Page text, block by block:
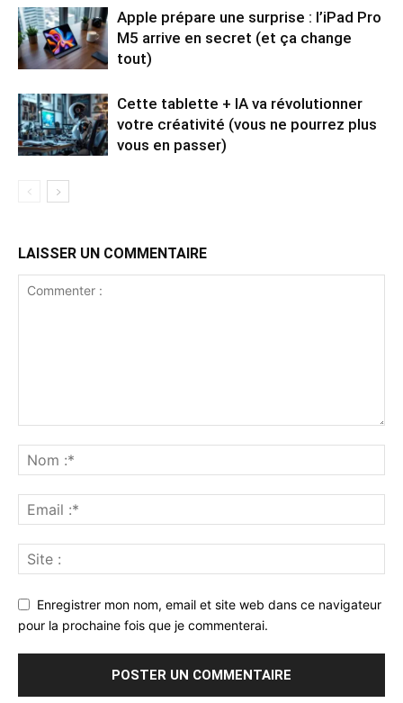
Apple prépare une surprise : l’iPad Pro
M5 arrive en secret (et ça change
tout)
Cette tablette + IA va révolutionner
votre créativité (vous ne pourrez plus
vous en passer)
LAISSER UN COMMENTAIRE
Enregistrer mon nom, email et site web dans ce navigateur
pour la prochaine fois que je commenterai.